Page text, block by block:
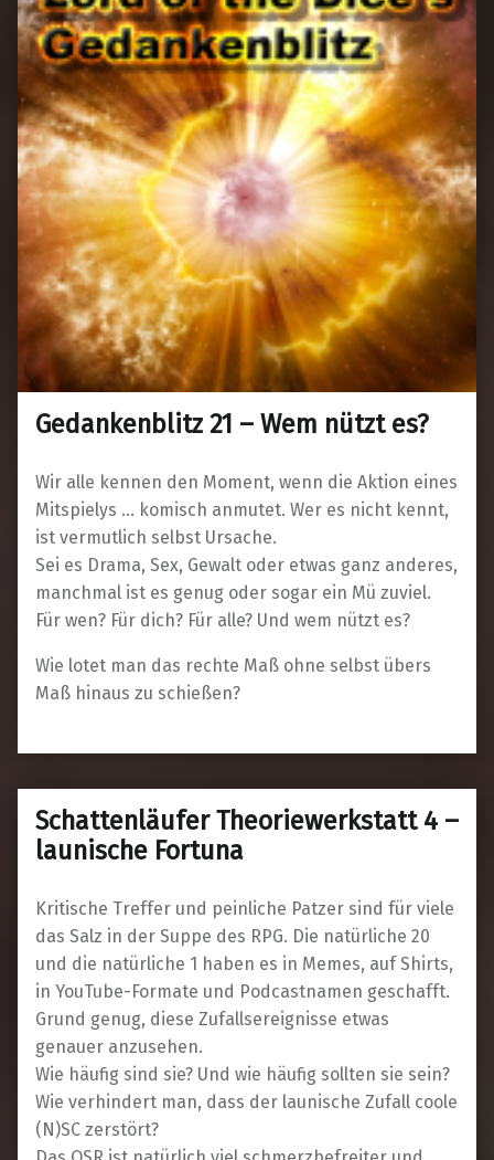
Gedankenblitz 21 – Wem nützt es?
Wir alle kennen den Moment, wenn die Aktion eines
Mitspielys … komisch anmutet. Wer es nicht kennt,
ist vermutlich selbst Ursache.
Sei es Drama, Sex, Gewalt oder etwas ganz anderes,
manchmal ist es genug oder sogar ein Mü zuviel.
Für wen? Für dich? Für alle? Und wem nützt es?
Wie lotet man das rechte Maß ohne selbst übers
Maß hinaus zu schießen?
Schattenläufer Theoriewerkstatt 4 –
launische Fortuna
Kritische Treffer und peinliche Patzer sind für viele
das Salz in der Suppe des RPG. Die natürliche 20
und die natürliche 1 haben es in Memes, auf Shirts,
in YouTube-Formate und Podcastnamen geschafft.
Grund genug, diese Zufallsereignisse etwas
genauer anzusehen.
Wie häufig sind sie? Und wie häufig sollten sie sein?
Wie verhindert man, dass der launische Zufall coole
(N)SC zerstört?